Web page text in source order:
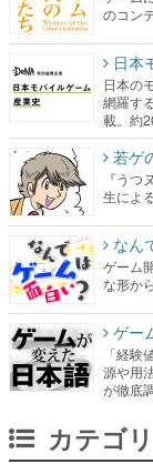
のコン
日本
日本の
網羅す
載。約
若ゲ
『う
生によ
なん
ゲーム
な形か
ゲー
「経
源や用
が徹底
カテゴリ